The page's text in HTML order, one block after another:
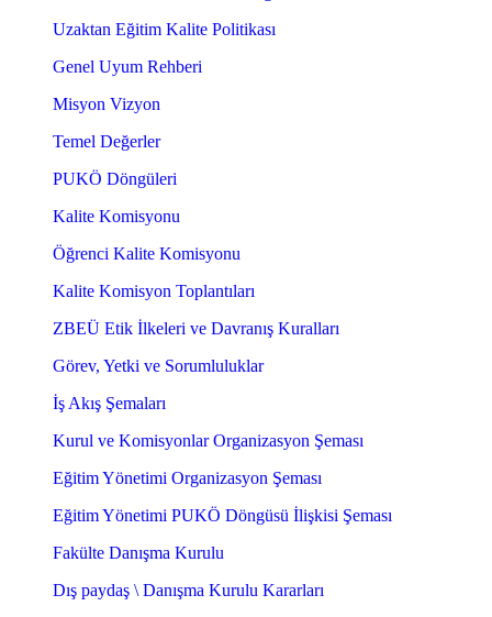
Uzaktan Eğitim Kalite Politikası
Genel Uyum Rehberi
Misyon Vizyon
Temel Değerler
PUKÖ Döngüleri
Kalite Komisyonu
Öğrenci Kalite Komisyonu
Kalite Komisyon Toplantıları
ZBEÜ Etik İlkeleri ve Davranış Kuralları
Görev, Yetki ve Sorumluluklar
İş Akış Şemaları
Kurul ve Komisyonlar Organizasyon Şeması
Eğitim Yönetimi Organizasyon Şeması
Eğitim Yönetimi PUKÖ Döngüsü İlişkisi Şeması
Fakülte Danışma Kurulu
Dış paydaş \ Danışma Kurulu Kararları